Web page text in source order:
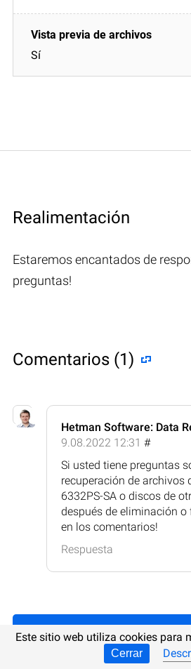
Sí
Realimentación
Estaremos encantados de
preguntas!
Comentarios (1)
Hetman Software: Data
9.08.2022 12:31 #
Si usted tiene preguntas
recuperación de archivos
6332PS-SA o discos de
después de eliminación o
en los comentarios!
Respuesta
Publicar
Este sitio web utiliza cookies para
Cerrar